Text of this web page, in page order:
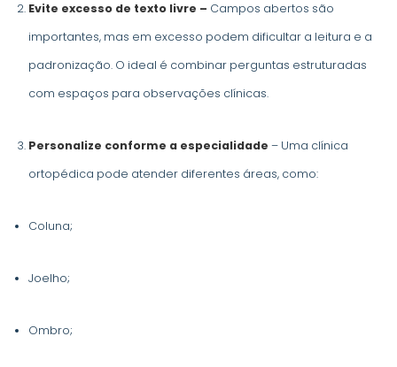
Evite excesso de texto livre – Campos abertos são
importantes, mas em excesso podem dificultar a leitura e a
padronização. O ideal é combinar perguntas estruturadas
com espaços para observações clínicas.
Personalize conforme a especialidade – Uma clínica
ortopédica pode atender diferentes áreas, como:
Coluna;
Joelho;
Ombro;